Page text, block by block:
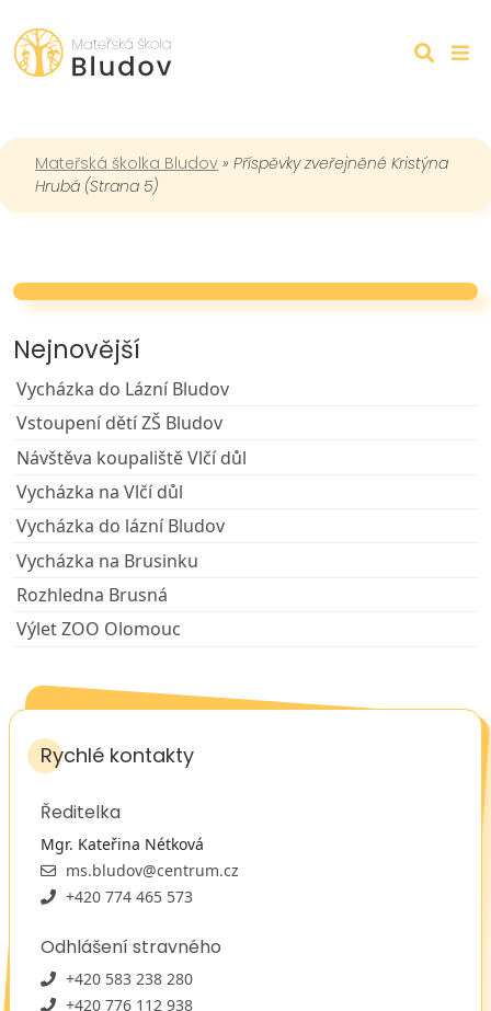
Mateřská školka Bludov » Příspěvky zveřejněné Kristýna
Hrubá (Strana 5)
Nejnovější
Vycházka do Lázní Bludov
Vstoupení dětí ZŠ Bludov
Návštěva koupaliště Vlčí důl
Vycházka na Vlčí důl
Vycházka do lázní Bludov
Vycházka na Brusinku
Rozhledna Brusná
Výlet ZOO Olomouc
Rychlé kontakty
Ředitelka
Mgr. Kateřina Nétková
ms.bludov@centrum.cz
+420 774 465 573
Odhlášení stravného
+420 583 238 280
+420 776 112 938